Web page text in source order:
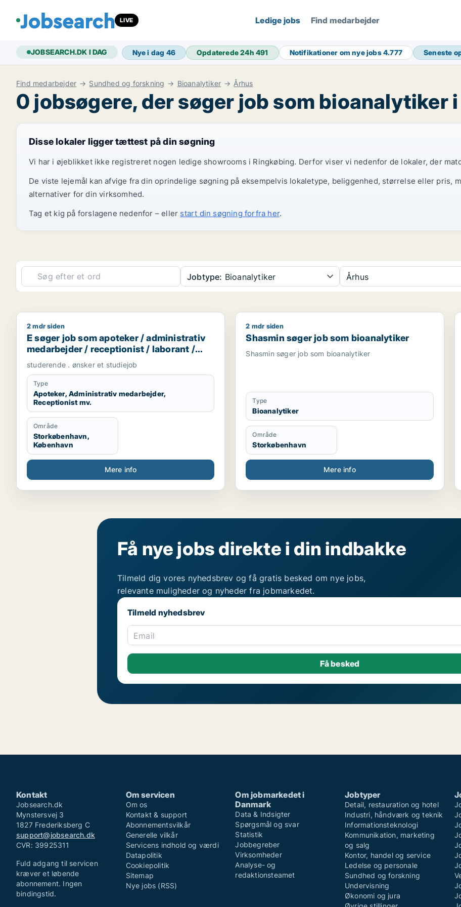
LIVE Ledige jobs Find medarbejder
JOBSEARCH.DK I DAG Nye i dag 46 Opdaterede 24h491 Notifikationer om nye jobs4.777 Seneste
Find medarbejder Sundhed og forskning Bioanalytiker Århus
0 jobsøgere, der søger job som bioanalytiker
Disse lokaler ligger tættest på din søgning
Vi har i øjeblikket ikke registreret nogen ledige showrooms i Ringkøbing. Derfor viser vi nedenfor de lokaler, der
De viste lejemål kan afvige fra din oprindelige søgning på eksempelvis lokaletype, beliggenhed, størrelse eller pris,
alternativer for din virksomhed.
Tag et kig på forslagene nedenfor – eller start din søgning forfra her.
Jobtype: Bioanalytiker Århus
E søger job som apoteker / administrativ medarbejder / receptionist / laborant / bioanalytiker
2 mdr siden
E søger job som apoteker / administrativ
medarbejder / receptionist / laborant /
bioanalytiker
studerende . ønsker et studiejob
Type
Apoteker, Administrativ medarbejder,
Receptionist mv.
Område
Storkøbenhavn,
København
Mere info
Shasmin søger job som bioanalytiker
2 mdr siden
Shasmin søger job som bioanalytiker
Shasmin søger job som bioanalytiker
Type
Bioanalytiker
Område
Storkøbenhavn
Mere info
Få nye jobs direkte i din indbakke
Tilmeld dig vores nyhedsbrev og få gratis besked om nye jobs,
relevante muligheder og nyheder fra jobmarkedet.
Tilmeld nyhedsbrev
Email
Kontakt
Jobsearch.dk
Mynstersvej 3
1827 Frederiksberg C
support@jobsearch.dk
CVR: 39925311
Fuld adgang til servicen
kræver et løbende
abonnement. Ingen
bindingstid.
Om servicen
Om os
Kontakt & support
Abonnementsvilkår
Generelle vilkår
Servicens indhold og værdi
Datapolitik
Cookiepolitik
Sitemap
Nye jobs (RSS)
Om jobmarkedet i
Danmark
Data & Indsigter
Spørgsmål og svar
Statistik
Jobbegreber
Virksomheder
Analyse- og
redaktionsteamet
Jobtyper
Detail, restauration og hotel
Industri, håndværk og teknik
Informationsteknologi
Kommunikation, marketing
og salg
Kontor, handel og service
Ledelse og personale
Sundhed og forskning
Undervisning
Økonomi og jura